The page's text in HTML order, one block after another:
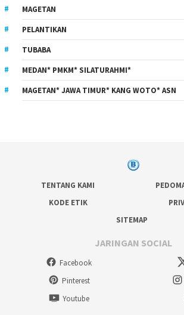
MAGETAN
PELANTIKAN
TUBABA
MEDAN* PMKM* SILATURAHMI*
MAGETAN* JAWA TIMUR* KANG WOTO* ASN
TENTANG KAMI
KODE ETIK
SITEMAP
JARINGAN SOCIAL
Facebook
Pinterest
Youtube